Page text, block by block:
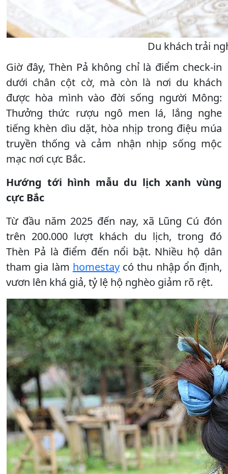
Du khách trải
Giờ đây, Thèn Pả không chỉ là điểm check-in
dưới chân cột cờ, mà còn là nơi du khách
được hòa mình vào đời sống người Mông:
Thưởng thức rượu ngô men lá, lắng nghe
tiếng khèn dìu dặt, hòa nhịp trong điệu múa
truyền thống và cảm nhận nhịp sống mộc
mạc nơi cực Bắc.
Hướng tới hình mẫu du lịch xanh vùng
cực Bắc
Từ đầu năm 2025 đến nay, xã Lũng Cú đón
trên 200.000 lượt khách du lịch, trong đó
Thèn Pả là điểm đến nổi bật. Nhiều hộ dân
tham gia làm homestaycó thu nhập ổn định,
vươn lên khá giả, tỷ lệ hộ nghèo giảm rõ rệt.